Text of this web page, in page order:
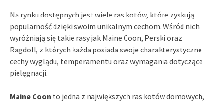
Na rynku dostępnych jest wiele ras kotów, które zyskują
popularność dzięki swoim unikalnym cechom. Wśród nich
wyróżniają się takie rasy jak Maine Coon, Perski oraz
Ragdoll, z których każda posiada swoje charakterystyczne
cechy wyglądu, temperamentu oraz wymagania dotyczące
pielęgnacji.
Maine Coon to jedna z największych ras kotów domowych,